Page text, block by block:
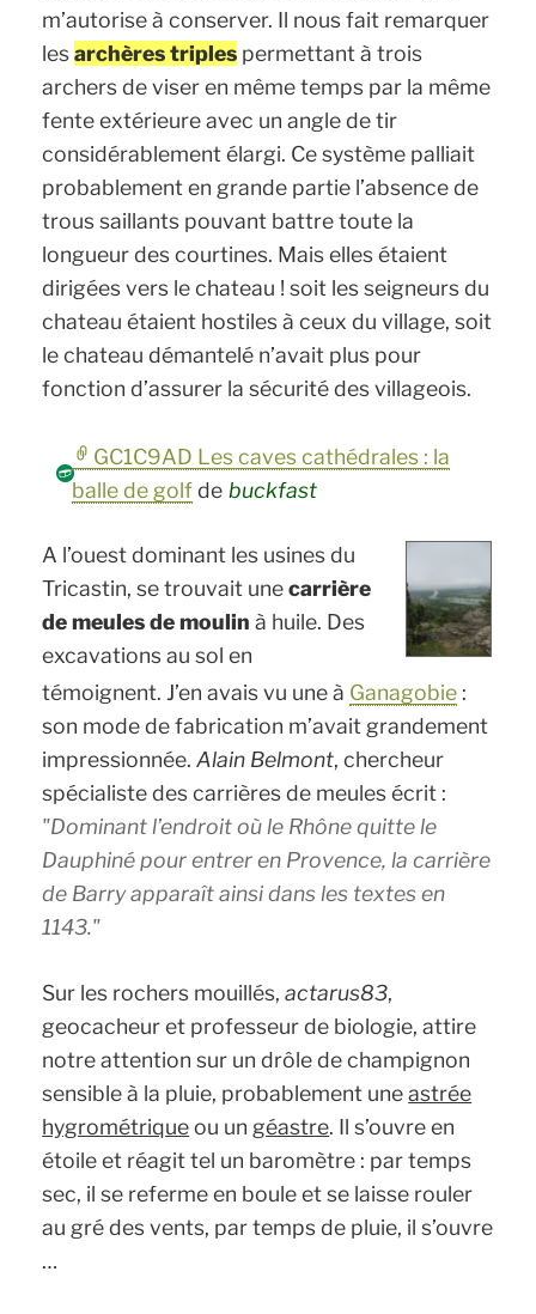
m’autorise à conserver. Il nous fait remarquer
lesarchères triples permettant à trois
archers de viser en même temps par la même
fente extérieure avec un angle de tir
considérablement élargi. Ce système palliait
probablement en grande partie l’absence de
trous saillants pouvant battre toute la
longueur des courtines. Mais elles étaient
dirigées vers le chateau ! soit les seigneurs du
chateau étaient hostiles à ceux du village, soit
le chateau démantelé n’avait plus pour
fonction d’assurer la sécurité des villageois.
GC1C9AD Les caves cathédrales : la
balle de golfde buckfast
A l’ouest dominant les usines du
Tricastin, se trouvait unecarrière
de meules de moulinà huile. Des
excavations au sol en
témoignent. J’en avais vu une à Ganagobie :
son mode de fabrication m’avait grandement
impressionnée.Alain Belmont, chercheur
spécialiste des carrières de meules écrit :
Dominant l’endroit où le Rhône quitte le
Dauphiné pour entrer en Provence, la carrière
de Barry apparaît ainsi dans les textes en
1143.
Sur les rochers mouillés,actarus83,
geocacheur et professeur de biologie, attire
notre attention sur un drôle de champignon
sensible à la pluie, probablement uneastrée
hygrométriqueou un géastre. Il s’ouvre en
étoile et réagit tel un baromètre : par temps
sec, il se referme en boule et se laisse rouler
au gré des vents, par temps de pluie, il s’ouvre
…